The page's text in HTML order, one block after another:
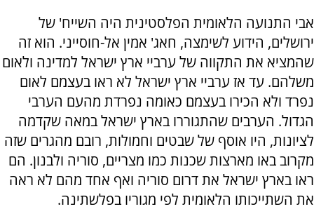
אבי התנועה הלאומית הפלסטינית היה השייח' של
ירושלים, הידוע לשימצה, חאג' אמין אל-חוסייני. הוא זה
שהמציא את התקווה של ערביי ארץ ישראל למדינה ולאום
משלהם. עד אז ערביי ארץ ישראל לא ראו בעצמם לאום
נפרד ולא הכירו בעצמם כאומה נפרדת מהעם הערבי
הגדול. הערבים שהתגוררו בארץ ישראל במאה שקדמה
לציונות, היו אוסף של שבטים וחמולות, רובם מהגרים שזה
מקרוב באו מארצות שכנות כמו מצריים, סוריה ולבנון. הם
ראו בארץ ישראל את דרום סוריה ואף אחד מהם לא ראה
את השתייכותו הלאומית לפי מגוריו בפלשתינה.